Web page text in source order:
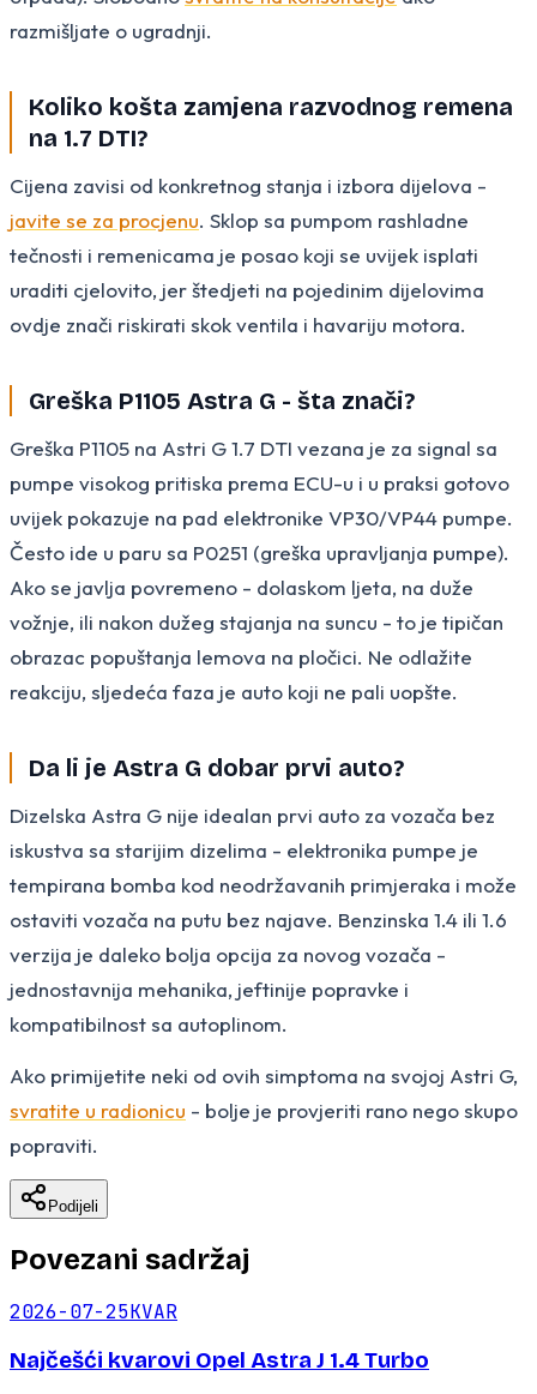
razmišljate o ugradnji.
Koliko košta zamjena razvodnog remena
na 1.7 DTI?
Cijena zavisi od konkretnog stanja i izbora dijelova -
javite se za procjenu. Sklop sa pumpom rashladne
tečnosti i remenicama je posao koji se uvijek isplati
uraditi cjelovito, jer štedjeti na pojedinim dijelovima
ovdje znači riskirati skok ventila i havariju motora.
Greška P1105 Astra G - šta znači?
Greška P1105 na Astri G 1.7 DTI vezana je za signal sa
pumpe visokog pritiska prema ECU-u i u praksi gotovo
uvijek pokazuje na pad elektronike VP30/VP44 pumpe.
Često ide u paru sa P0251 (greška upravljanja pumpe).
Ako se javlja povremeno - dolaskom ljeta, na duže
vožnje, ili nakon dužeg stajanja na suncu - to je tipičan
obrazac popuštanja lemova na pločici. Ne odlažite
reakciju, sljedeća faza je auto koji ne pali uopšte.
Da li je Astra G dobar prvi auto?
Dizelska Astra G nije idealan prvi auto za vozača bez
iskustva sa starijim dizelima - elektronika pumpe je
tempirana bomba kod neodržavanih primjeraka i može
ostaviti vozača na putu bez najave. Benzinska 1.4 ili 1.6
verzija je daleko bolja opcija za novog vozača -
jednostavnija mehanika, jeftinije popravke i
kompatibilnost sa autoplinom.
Ako primijetite neki od ovih simptoma na svojoj Astri G,
svratite u radionicu - bolje je provjeriti rano nego skupo
popraviti.
Podijeli
Povezani sadržaj
2026-07-25KVAR
Najčešći kvarovi Opel Astra J 1.4 Turbo